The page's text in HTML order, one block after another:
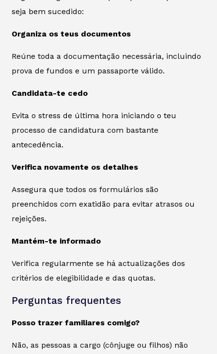
seja bem sucedido:
Organiza os teus documentos
Reúne toda a documentação necessária, incluindo
prova de fundos e um passaporte válido.
Candidata-te cedo
Evita o stress de última hora iniciando o teu
processo de candidatura com bastante
antecedência.
Verifica novamente os detalhes
Assegura que todos os formulários são
preenchidos com exatidão para evitar atrasos ou
rejeições.
Mantém-te informado
Verifica regularmente se há actualizações dos
critérios de elegibilidade e das quotas.
Perguntas frequentes
Posso trazer familiares comigo?
Não, as pessoas a cargo (cônjuge ou filhos) não